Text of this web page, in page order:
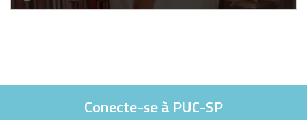
Conecte-se à PUC-SP